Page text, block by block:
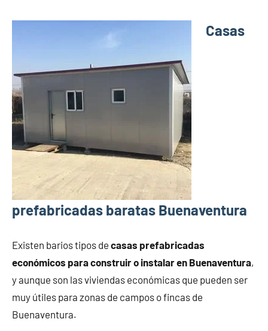
Casas
prefabricadas baratas Buenaventura
Existen barios tipos de casas prefabricadas
económicos para construir o instalar en Buenaventura,
y aunque son las viviendas económicas que pueden ser
muy útiles para zonas de campos o fincas de
Buenaventura.